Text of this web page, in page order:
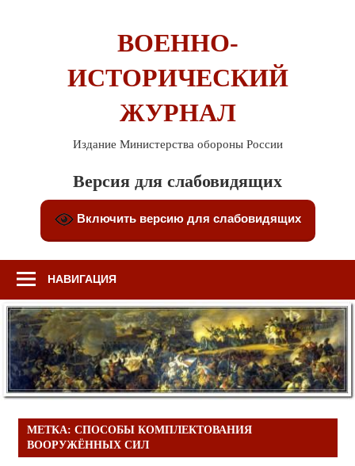
ВОЕННО-
ИСТОРИЧЕСКИЙ
ЖУРНАЛ
Издание Министерства обороны России
Версия для слабовидящих
Включить версию для слабовидящих
НАВИГАЦИЯ
МЕТКА: СПОСОБЫ КОМПЛЕКТОВАНИЯ
ВООРУЖЁННЫХ СИЛ